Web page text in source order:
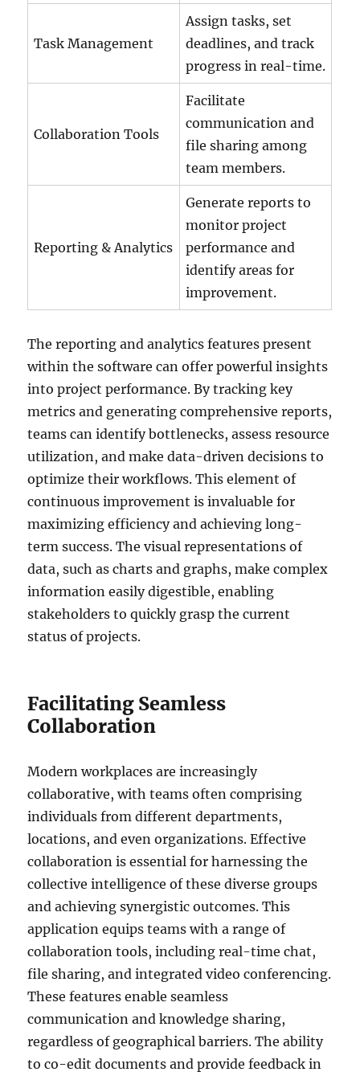
Task Management
Assign tasks, set
deadlines, and track
progress in real-time.
Collaboration Tools
Facilitate
communication and
file sharing among
team members.
Reporting & Analytics
Generate reports to
monitor project
performance and
identify areas for
improvement.
The reporting and analytics features present
within the software can offer powerful insights
into project performance. By tracking key
metrics and generating comprehensive reports,
teams can identify bottlenecks, assess resource
utilization, and make data-driven decisions to
optimize their workflows. This element of
continuous improvement is invaluable for
maximizing efficiency and achieving long-
term success. The visual representations of
data, such as charts and graphs, make complex
information easily digestible, enabling
stakeholders to quickly grasp the current
status of projects.
Facilitating Seamless
Collaboration
Modern workplaces are increasingly
collaborative, with teams often comprising
individuals from different departments,
locations, and even organizations. Effective
collaboration is essential for harnessing the
collective intelligence of these diverse groups
and achieving synergistic outcomes. This
application equips teams with a range of
collaboration tools, including real-time chat,
file sharing, and integrated video conferencing.
These features enable seamless
communication and knowledge sharing,
regardless of geographical barriers. The ability
to co-edit documents and provide feedback in